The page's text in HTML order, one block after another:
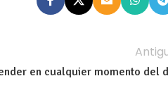
en cualquier momento del